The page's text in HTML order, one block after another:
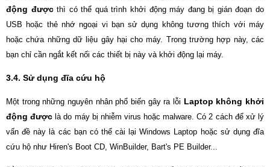
động đượcthì có thể quá trình khởi động máy đang bị gián đoạn do
USB hoặc thẻ nhớ ngoại vi bạn sử dụng không tương thích với máy
hoặc chứa những dữ liệu gây hại cho máy. Trong trường hợp này, các
bạn chỉ cần ngắt kết nối các thiết bị này và khởi động lại máy.
3.4. Sử dụng đĩa cứu hộ
Một trong những nguyên nhân phổ biến gây ra lỗi Laptop không khởi
động được là do máy bị nhiễm virus hoặc malware. Có 2 cách để xử lý
vấn đề này là các bạn có thể cài lại Windows Laptop hoặc sử dụng đĩa
cứu hộ như Hiren's Boot CD, WinBuilder, Bart's PE Builder...